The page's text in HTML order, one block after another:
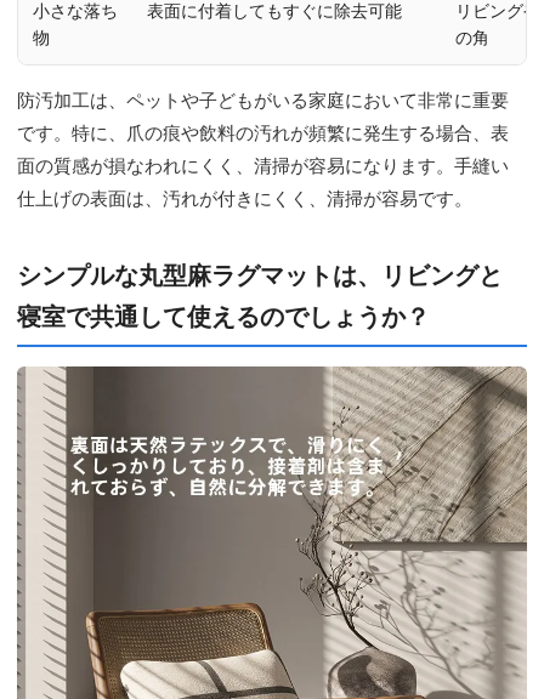
小さな落ち
物
表面に付着してもすぐに除去可能
リビング
の角
防汚加工は、ペットや子どもがいる家庭において非常に重要
です。特に、爪の痕や飲料の汚れが頻繁に発生する場合、表
面の質感が損なわれにくく、清掃が容易になります。手縫い
仕上げの表面は、汚れが付きにくく、清掃が容易です。
シンプルな丸型麻ラグマットは、リビングと
寝室で共通して使えるのでしょうか？